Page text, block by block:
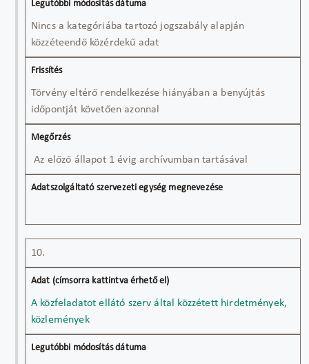
Nincs a kategóriába tartozó jogszabály alapján
közzéteendő közérdekű adat
Törvény eltérő rendelkezése hiányában a benyújtás
időpontját követően azonnal
Az előző állapot 1 évig archívumban tartásával
10.
A közfeladatot ellátó szerv által közzétett hirdetmények,
közlemények